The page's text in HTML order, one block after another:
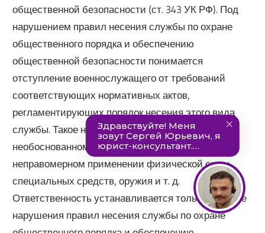
общественной безопасности (ст. 343 УК РФ). Под
нарушением правил несения службы по охране
общественного порядка и обеспечению
общественной безопасности понимается
отступление военнослужащего от требований
соответствующих нормативных актов,
регламентирующих порядок несения этого вида
службы. Такое нарушение может выражаться в
необоснованном задержании, обыске,
неправомерном применении физической силы,
специальных средств, оружия и т. д.
Ответственность устанавливается только за такие
нарушения правил несения службы по охране